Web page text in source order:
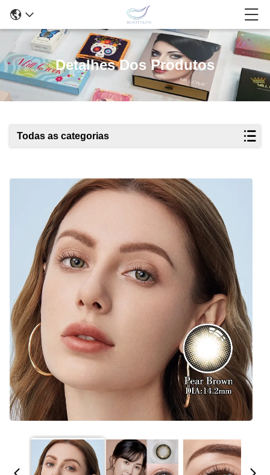
Detalhes Dos Produtos
Todas as categorias